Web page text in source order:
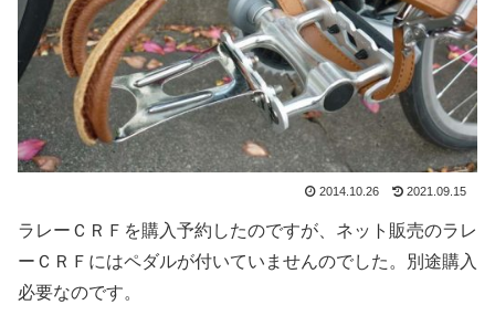
2014.10.26 2021.09.15
ラレーＣＲＦを購入予約したのですが、ネット販売のラレ
ーＣＲＦにはペダルが付いていませんのでした。別途購入
必要なのです。